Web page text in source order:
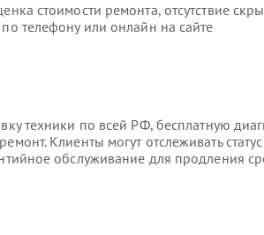
стоимости ремонта, отсутствие
телефону или онлайн на сайте
техники по всей РФ, бесплатную
Клиенты могут отслеживать
обслуживание для продления